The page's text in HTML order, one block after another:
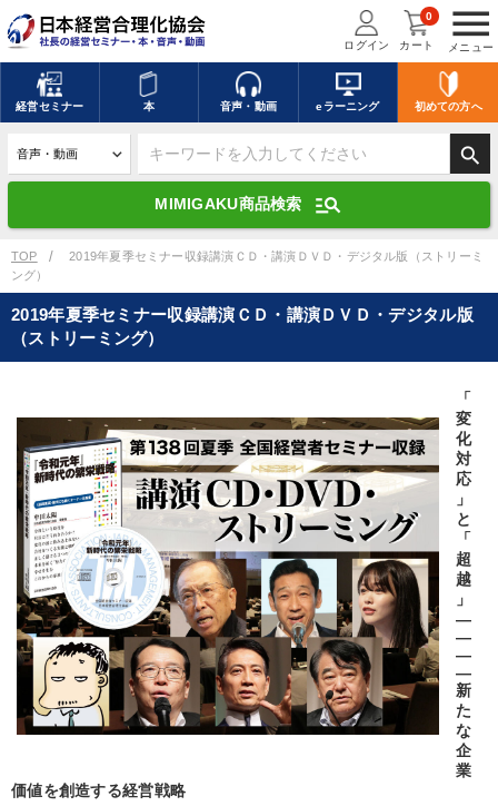
menu
メニュー
ログイン カート
0
経営セミナー 本 音声・動画 eラーニング 初めての方へ
search
MIMIGAKU商品検索 manage_search
キーワードを入力して探す
デジタル版対応のみ検索結果に表示する
search 上記の条件で検索
mic 講演収録物を探す
カテゴリー
優秀各社の智恵と戦略 事業家のロマンと経営
若手異才経営者の発想 専門家のアドバイス
リーダーの器量を学ぶ
テーマ
最新技術・トレンド
オーナー社長の「現場力の経営」＋現場の「儲ける力」をさらに
高める教材２選
TOP
2019年夏季セミナー収録講演ＣＤ・講演ＤＶＤ・デジタル版（ストリーミ
ング）
2019年夏季セミナー収録講演ＣＤ・講演ＤＶＤ・デジタル版
（ストリーミング）
「
変
化
対
応
」
と
「
超
越
」
―
―
―
―
新
た
な
企
業
価値を創造する経営戦略